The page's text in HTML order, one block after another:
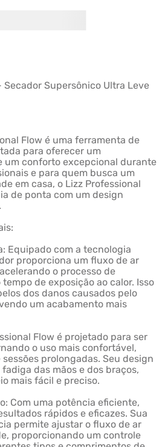
Secador Supersônico Ultra Leve
Flow é uma ferramenta de
para oferecer um
um conforto excepcional durante
e para quem busca um
em casa, o Lizz Professional
de ponta com um design
Equipado com a tecnologia
proporciona um fluxo de ar
o processo de
de exposição ao calor. Isso
dos danos causados pelo
um acabamento mais
Flow é projetado para ser
o uso mais confortável,
prolongadas. Seu design
das mãos e dos braços,
mais fácil e preciso.
Com uma potência eficiente,
rápidos e eficazes. Sua
permite ajustar o fluxo de ar
proporcionando um controle